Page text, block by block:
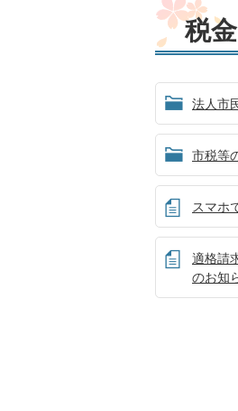
税金
法人市
市税等
スマホ
適格請
のお知